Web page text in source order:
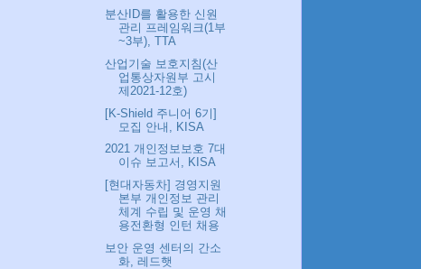
분산ID를 활용한 신원
관리 프레임워크(1부
~3부), TTA
산업기술 보호지침(산
업통상자원부 고시
제2021-12호)
[K-Shield 주니어 6기]
모집 안내, KISA
2021 개인정보보호 7대
이슈 보고서, KISA
[현대자동차] 경영지원
본부 개인정보 관리
체계 수립 및 운영 채
용전환형 인턴 채용
보안 운영 센터의 간소
화, 레드햇